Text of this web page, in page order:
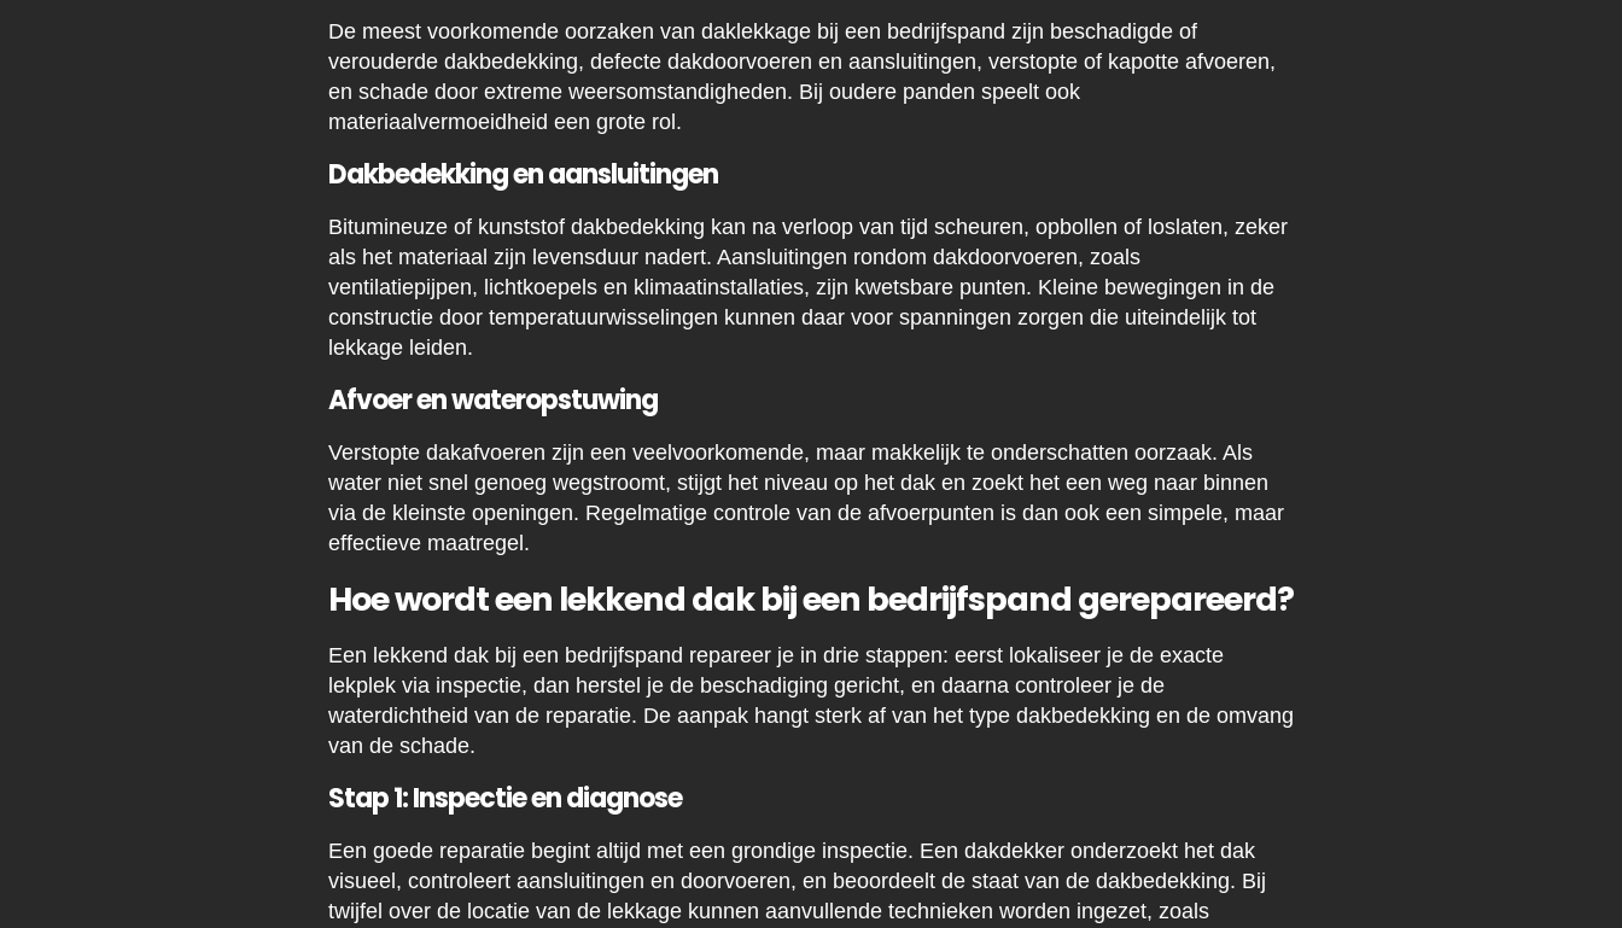
De meest voorkomende oorzaken van daklekkage bij een bedrijfspand zijn beschadigde of
verouderde dakbedekking, defecte dakdoorvoeren en aansluitingen, verstopte of kapotte afvoeren,
en schade door extreme weersomstandigheden. Bij oudere panden speelt ook
materiaalvermoeidheid een grote rol.
Dakbedekking en aansluitingen
Bitumineuze of kunststof dakbedekking kan na verloop van tijd scheuren, opbollen of loslaten, zeker
als het materiaal zijn levensduur nadert. Aansluitingen rondom dakdoorvoeren, zoals
ventilatiepijpen, lichtkoepels en klimaatinstallaties, zijn kwetsbare punten. Kleine bewegingen in de
constructie door temperatuurwisselingen kunnen daar voor spanningen zorgen die uiteindelijk tot
lekkage leiden.
Afvoer en wateropstuwing
Verstopte dakafvoeren zijn een veelvoorkomende, maar makkelijk te onderschatten oorzaak. Als
water niet snel genoeg wegstroomt, stijgt het niveau op het dak en zoekt het een weg naar binnen
via de kleinste openingen. Regelmatige controle van de afvoerpunten is dan ook een simpele, maar
effectieve maatregel.
Hoe wordt een lekkend dak bij een bedrijfspand gerepareerd?
Een lekkend dak bij een bedrijfspand repareer je in drie stappen: eerst lokaliseer je de exacte
lekplek via inspectie, dan herstel je de beschadiging gericht, en daarna controleer je de
waterdichtheid van de reparatie. De aanpak hangt sterk af van het type dakbedekking en de omvang
van de schade.
Stap 1: Inspectie en diagnose
Een goede reparatie begint altijd met een grondige inspectie. Een dakdekker onderzoekt het dak
visueel, controleert aansluitingen en doorvoeren, en beoordeelt de staat van de dakbedekking. Bij
twijfel over de locatie van de lekkage kunnen aanvullende technieken worden ingezet, zoals